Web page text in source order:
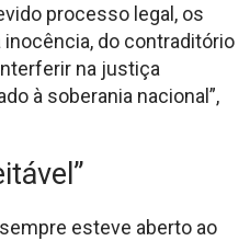
processo legal, os
do contraditório
na justiça
à soberania nacional”,
esteve aberto ao